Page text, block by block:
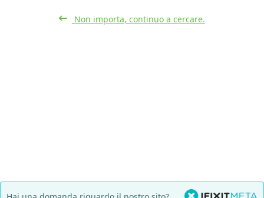
Non importa, continuo a cercare.